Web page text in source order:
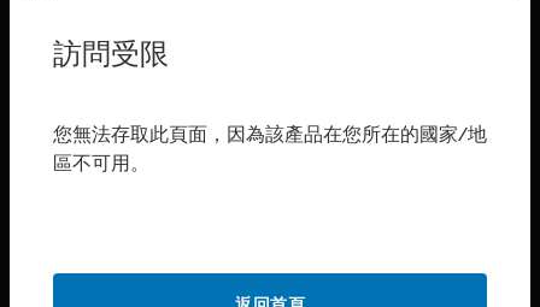
toggle view
行业
toggle view
訪問受限
您無法存取此頁面，因為該產品在您所在的國家/地
區不可用。